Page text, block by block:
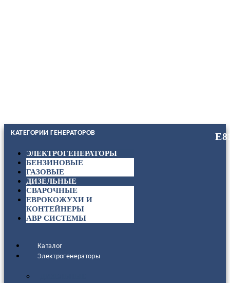
КАТЕГОРИИ ГЕНЕРАТОРОВ
ЭЛЕКТРОГЕНЕРАТОРЫ
БЕНЗИНОВЫЕ
ГАЗОВЫЕ
ДИЗЕЛЬНЫЕ
СВАРОЧНЫЕ
ЕВРОКОЖУХИ И
КОНТЕЙНЕРЫ
АВР СИСТЕМЫ
Каталог
Электрогенераторы